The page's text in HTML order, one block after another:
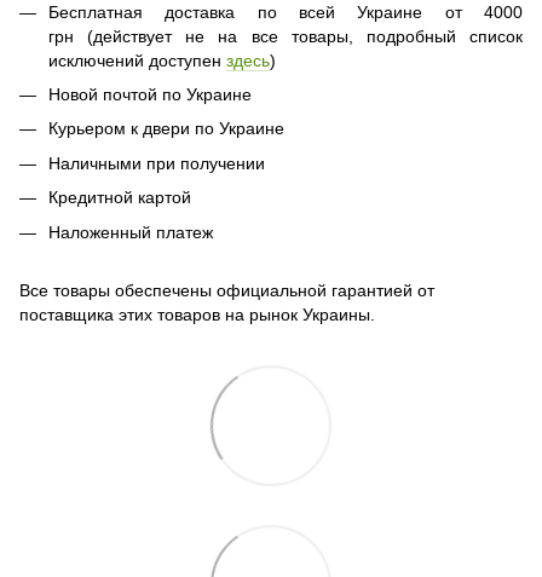
Бесплатная доставка по всей Украине от 4000
грн (действует не на все товары, подробный список
исключений доступен здесь)
Новой почтой по Украине
Курьером к двери по Украине
Наличными при получении
Кредитной картой
Наложенный платеж
Все товары обеспечены официальной гарантией от
поставщика этих товаров на рынок Украины.